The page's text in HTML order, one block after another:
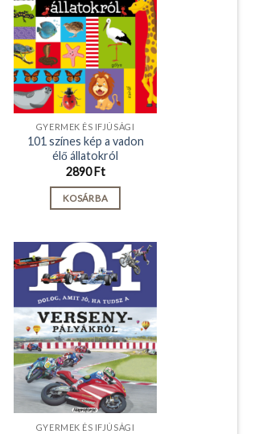
GYERMEK ÉS IFJÚSÁGI
101 színes kép a vadon
élő állatokról
2890Ft
KOSÁRBA
GYERMEK ÉS IFJÚSÁGI